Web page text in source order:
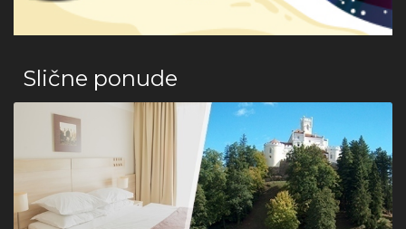
Slične ponude